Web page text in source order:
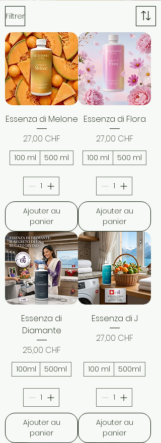
Filtrer
Essenza di Melone
Prix
27,00 CHF
100 ml 500 ml
Ajouter au
panier
Essenza di Flora
Prix
27,00 CHF
100 ml 500 ml
Ajouter au
panier
Essenza di
Diamante
Prix
25,00 CHF
100ml 500ml
Ajouter au
panier
Essenza di J
Prix
27,00 CHF
100 ml 500ml
Ajouter au
panier